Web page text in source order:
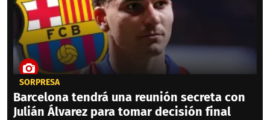
SORPRESA
Barcelona tendrá una reunión secreta con
Julián Álvarez para tomar decisión final